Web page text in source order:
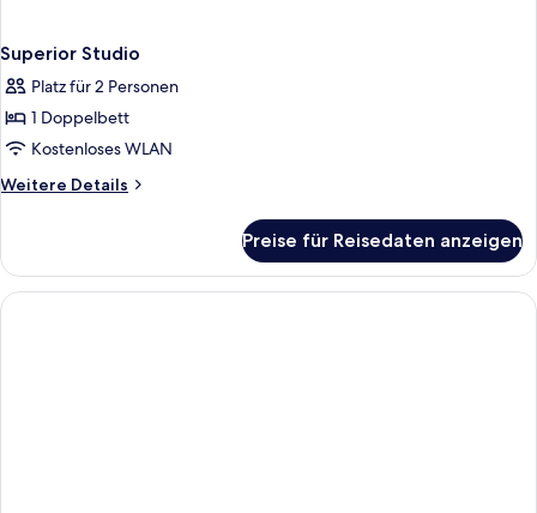
Superior Studio
Platz für 2 Personen
1 Doppelbett
Kostenloses WLAN
Weitere Details
Weitere
Studio
Preise für Reisedaten anzeigen